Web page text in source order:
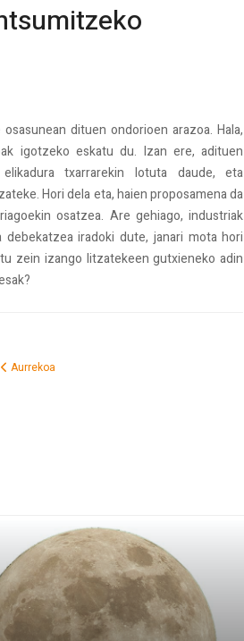
osasunean dituen ondorioen arazoa. Hala,
igotzeko eskatu du. Izan ere, adituen
txarrarekin lotuta daude, eta
Hori dela eta, haien proposamena da
osatzea. Are gehiago, industriak
iradoki dute, janari mota hori
zein izango litzatekeen gutxieneko adin
Aurrekoa